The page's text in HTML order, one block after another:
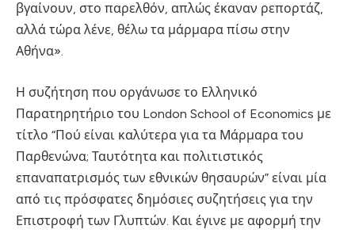
βγαίνουν, στο παρελθόν, απλώς έκαναν ρεπορτάζ,
αλλά τώρα λένε, θέλω τα μάρμαρα πίσω στην
Αθήνα».
Η συζήτηση που οργάνωσε το Ελληνικό
Παρατηρητήριο του London School of Economics με
τίτλο “Πού είναι καλύτερα για τα Μάρμαρα του
Παρθενώνα; Ταυτότητα και πολιτιστικός
επαναπατρισμός των εθνικών θησαυρών” είναι μία
από τις πρόσφατες δημόσιες συζητήσεις για την
Επιστροφή των Γλυπτών. Και έγινε με αφορμή την